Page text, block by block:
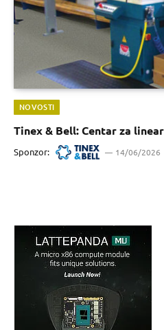
NOVOSTI
Tinex & Bell: Centar za
Sponzor: 14/06/2026